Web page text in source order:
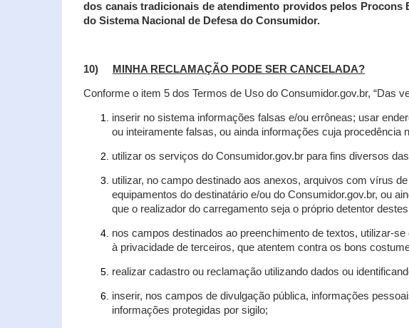
dos canais tradicionais de atendimento providos pelos
do Sistema Nacional de Defesa do Consumidor.
10) MINHA RECLAMAÇÃO PODE SER CANCELADA?
Conforme o item 5 dos Termos de Uso do Consumidor.gov.br, “Das
inserir no sistema informações falsas e/ou errôneas; usar
ou inteiramente falsas, ou ainda informações cuja procedência
utilizar os serviços do Consumidor.gov.br para fins diversos
utilizar, no campo destinado aos anexos, arquivos com vírus
equipamentos do destinatário e/ou do Consumidor.gov.br, ou
que o realizador do carregamento seja o próprio detentor
nos campos destinados ao preenchimento de textos, utilizar-
à privacidade de terceiros, que atentem contra os bons
realizar cadastro ou reclamação utilizando dados ou
inserir, nos campos de divulgação pública, informações
informações protegidas por sigilo;